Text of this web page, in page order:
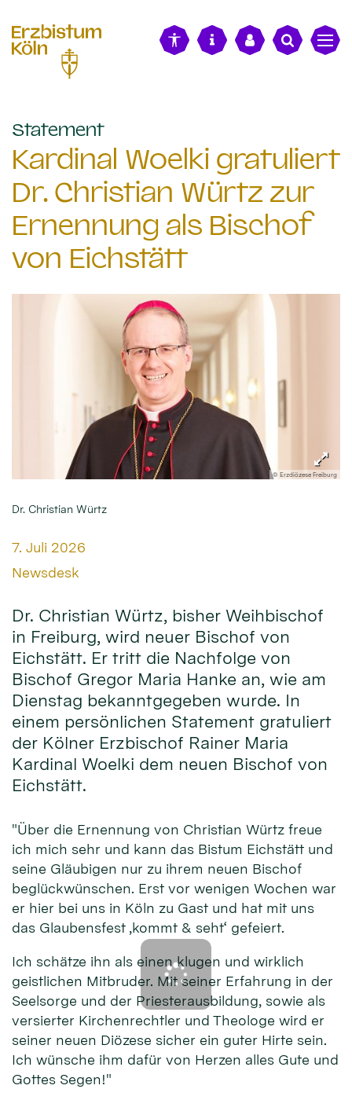
Statement:
Kardinal Woelki gratuliert
Dr. Christian Würtz zur
Ernennung als Bischof
von Eichstätt
© Erzdiözese Freiburg
Dr. Christian Würtz
Datum:
7. Juli 2026
Von:
Newsdesk
Dr. Christian Würtz, bisher Weihbischof
in Freiburg, wird neuer Bischof von
Eichstätt. Er tritt die Nachfolge von
Bischof Gregor Maria Hanke an, wie am
Dienstag bekanntgegeben wurde. In
einem persönlichen Statement gratuliert
der Kölner Erzbischof Rainer Maria
Kardinal Woelki dem neuen Bischof von
Eichstätt.
"Über die Ernennung von Christian Würtz freue
ich mich sehr und kann das Bistum Eichstätt und
seine Gläubigen nur zu ihrem neuen Bischof
beglückwünschen. Erst vor wenigen Wochen war
er hier bei uns in Köln zu Gast und hat mit uns
das Glaubensfest ‚kommt & seht‘ gefeiert.
Ich schätze ihn als einen klugen und wirklich
geistlichen Mitbruder. Mit seiner Erfahrung in der
Seelsorge und der Priesterausbildung, sowie als
versierter Kirchenrechtler und Theologe wird er
seiner neuen Diözese sicher ein guter Hirte sein.
Ich wünsche ihm dafür von Herzen alles Gute und
Gottes Segen!"